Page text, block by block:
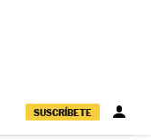
SUSCRÍBETE